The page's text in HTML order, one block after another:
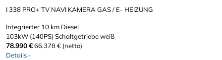
I 338 PRO+ TV NAVI KAMERA GAS / E- HEIZUNG
Integrierter 10 km Diesel
103kW (140PS) Schaltgetriebeweiß
78.990 €66.378 € (netto)
Details›